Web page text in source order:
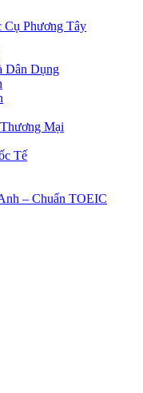
Cụ Phương Tây
Dân Dụng
Mại
Tế
– Chuẩn TOEIC